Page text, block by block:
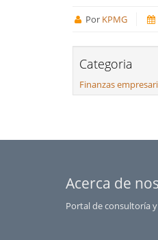
Por KPMG
Categoria
Finanzas
Acerca de
Portal de consultoría